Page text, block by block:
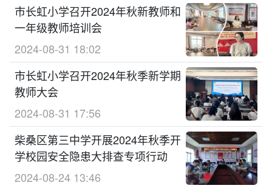
市长虹小学召开2024年秋新教师和
一年级教师培训会
2024-08-31 18:02
市长虹小学召开2024年秋季新学期
教师大会
2024-08-31 17:56
柴桑区第三中学开展2024年秋季开
学校园安全隐患大排查专项行动
2024-08-24 13:46